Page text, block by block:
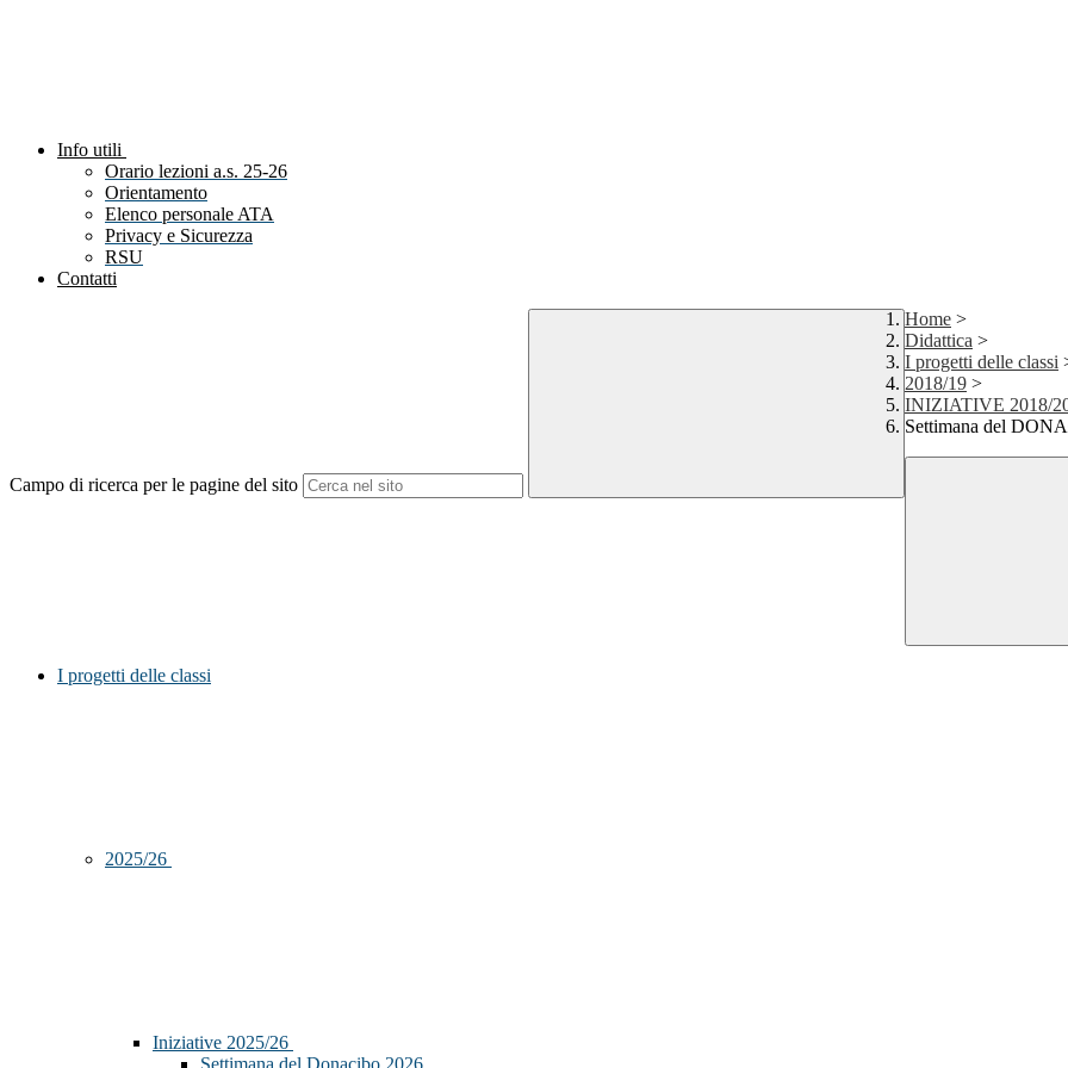
Info utili
Orario lezioni a.s. 25-26
Orientamento
Elenco personale ATA
Privacy e Sicurezza
RSU
Contatti
Campo di ricerca per le pagine del sito
Home >
Didattica >
I progetti delle classi
2018/19 >
INIZIATIVE 2018/
Settimana del
I progetti delle classi
2025/26
Iniziative 2025/26